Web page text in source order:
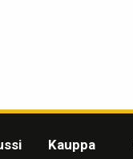
Kauppa